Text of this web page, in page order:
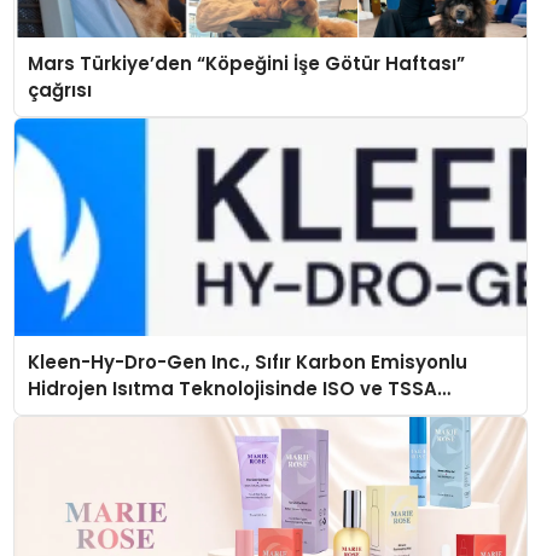
Mars Türkiye’den “Köpeğini İşe Götür Haftası”
çağrısı
Kleen-Hy-Dro-Gen Inc., Sıfır Karbon Emisyonlu
Hidrojen Isıtma Teknolojisinde ISO ve TSSA
Düzenleyici Onaylarını Aldı